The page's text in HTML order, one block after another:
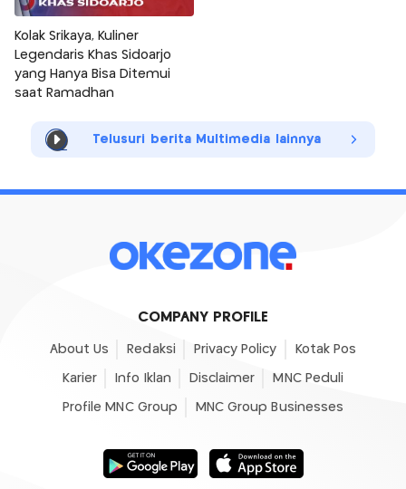
Kolak Srikaya, Kuliner
Legendaris Khas Sidoarjo
yang Hanya Bisa Ditemui
saat Ramadhan
Telusuri berita Multimedia lainnya
COMPANY PROFILE
About Us Redaksi Privacy Policy Kotak Pos
Karier Info Iklan Disclaimer MNC Peduli
Profile MNC Group MNC Group Businesses